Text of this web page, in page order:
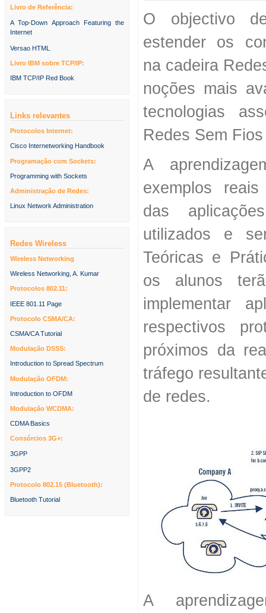
Livro de Referência:
A Top-Down Approach Featuring the
Internet
Versao HTML
Livro IBM sobre TCP/IP:
IBM TCP/IP Red Book
Links relevantes
Protocolos Internet:
Cisco Internetworking Handbook
Programação com Sockets:
Programming with Sockets
Administração de Redes:
Linux Network Administration
Redes Wireless
Wireless Networking
Wireless Networking, A. Kumar
Protocolos 802.11:
IEEE 801.11 Page
Protocolo CSMA/CA:
CSMA/CA Tutorial
Modulação DSSS:
Introduction to Spread Spectrum
Modulação OFDM:
Introduction to OFDM
Modulação WCDMA:
CDMA Basics
Consórcios 3G+:
3GPP
3GPP2
Protocolo 802.15 (Bluetooth):
Bluetooth Tutorial
O objectivo
estender os
na cadeira
noções mais
tecnologias
Redes Sem
A
exemplos
das
utilizados e
Teóricas e
os alunos
implementar
respectivos
próximos da
tráfego
de redes.
A